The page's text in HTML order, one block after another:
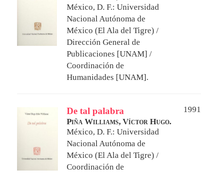
México, D. F.: Universidad
Nacional Autónoma de
México (El Ala del Tigre) /
Dirección General de
Publicaciones [UNAM] /
Coordinación de
Humanidades [UNAM].
De tal palabra
1991
Piña Williams, Víctor Hugo.
México, D. F.: Universidad
Nacional Autónoma de
México (El Ala del Tigre) /
Coordinación de